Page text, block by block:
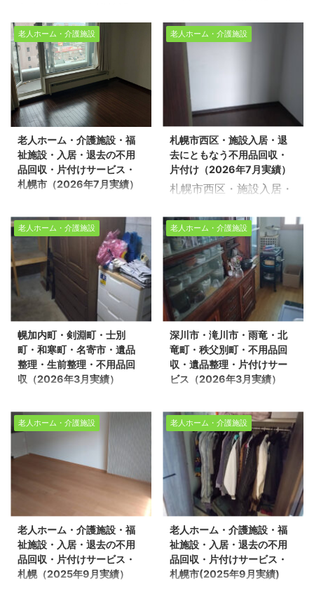
福祉施設・入居・退去の
不用品回収・片付けサー
ビス・旭川市（2026年7
月実績） 生活応援エコス
タイルでは不用品回収・
遺品整理・家の片付けを
行っております。 今回
は、旭川市で施設に入居
するお客様のご自宅の片
付け作業をさせて頂きま
した。 ※スタッフ4名/作
2LDK 不動産売却物件の
整理や不用品回収、遺品
整理に関するお悩みは、
どうぞ私たちにお任せく
ださい。経験豊富で信頼
できるスタッフが、お客
様のご希望に寄り添い、
安心していただけるサー
ビスを提供いたします。
不用品回 ...
士別市（2026年7月実
績） 生活応援エコスタイ
ルでは不用品回収・遺品
整理・家の片付けを行っ
ております。 今回は、士
別市で施設に入居するお
客様のご自宅の片付け作
業をさせて頂きました。
※スタッフ5名/作業時間3
時間/老人ホーム入居時
2LDK 不動産売却物件の
整理に関するお悩みは、
どうぞ私たちにお任せく
ださい。経験豊富で信頼
できるスタッフが、お客
様のご希望に寄り添い、
安心していただけるサー
ビスを提供いたします。
不用品回収や遺品整理の
実績多 ...
老人ホーム・介護施設
老人ホーム・介護施設・福
祉施設・入居・退去の不用
品回収・片付けサービス・
札幌市（2026年7月実績）
福祉施設・入居・退去の
不用品回収・片付けサー
ビス・札幌市（2026年7
月実績） 生活応援エコス
タイルでは不用品回収・
遺品整理・家の片付けを
行っております。 今回
は、札幌市中央区の老人
ホームで片付け作業をさ
せて頂きました。 ※スタ
ッフ5名/作業時間1時間/
売却物件の整理や不用品
回収、遺品整理に関する
お悩みは、どうぞ私たち
にお任せください。経験
豊富で信頼できるスタッ
フが、お客様のご希望に
寄り添い、安心していた
だけるサービスを提供い
たします。 不用品回収や
遺品整理 ...
老人ホーム・介護施設
札幌市西区・施設入居・退
去にともなう不用品回収・
片付け（2026年7月実績）
札幌市西区・施設入居・
収・片付け（2026年7月
実績） 生活応援エコスタ
イルでは不用品回収・遺
品整理・家の片付けを行
っております。 今回は、
札幌市西区の老人ホーム
で片付け作業をさせて頂
きました。 ※スタッフ5
名・作業時間3時間・老
人ホーム2LDK 不動産売
悩みは、どうぞ私たちに
お任せください。経験豊
富で信頼できるスタッフ
が、お客様のご希望に寄
り添い、安心していただ
けるサービスを提供いた
します。 不用品回収や遺
品整理の実績多数ござい
ます！お客 ...
老人ホーム・介護施設
幌加内町・剣淵町・士別
町・和寒町・名寄市・遺品
整理・生前整理・不用品回
収（2026年3月実績）
町・和寒町・名寄市・遺
品整理・生前整理・不用
品回収（2026年3月実
績） 幌加内町・剣淵町・
士別町・和寒町・名寄市
遺品整理・生前整理・不
用品回収サービス（実績
紹介） 生活応援エコスタ
イルでは、不用品回収・
遺品整理・生前整理・家
の片付けを行っておりま
老人ホーム・介護施設
深川市・滝川市・雨竜・北
竜町・秩父別町・不用品回
収・遺品整理・片付けサー
ビス（2026年3月実績）
北竜町・秩父別町・不用
品回収・遺品整理・片付
けサービス（2026年3月
実績） 生活応援エコスタ
イルでは、不用品回収・
遺品整理・家の片付けを
行っております。今回
は、深川市納内で老人ホ
ームへの入居に伴うご自
宅の不用品回収・片付け
作業をご依頼いただき対
老人ホーム・介護施設
老人ホーム・介護施設・福
祉施設・入居・退去の不用
品回収・片付けサービス・
札幌（2025年9月実績）
老人ホーム・介護施設
老人ホーム・介護施設・福
祉施設・入居・退去の不用
品回収・片付けサービス・
札幌市(2025年9月実績)